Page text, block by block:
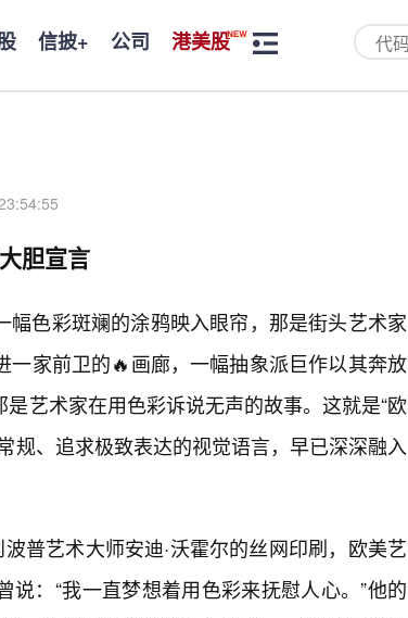
信披+ 公司 港美股
胆宣言
色彩斑斓的涂鸦映入眼帘，那是街头艺术家
家前卫的🔥画廊，一幅抽象派巨作以其奔放
艺术家在用色彩诉说无声的故事。这就是“欧
规、追求极致表达的视觉语言，早已深深融入
普艺术大师安迪·沃霍尔的丝网印刷，欧美艺
：“我一直梦想着用色彩来抚慰人心。”他的